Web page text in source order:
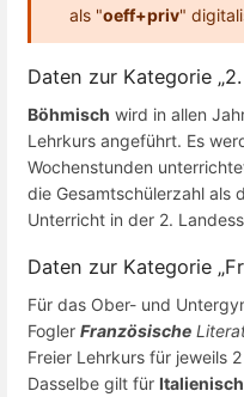
als "oeff+priv"
Daten zur Kategorie
Böhmisch wird in allen
Lehrkurs angeführt. Es
Wochenstunden
die Gesamtschülerzahl als
Unterricht in der 2.
Daten zur Kategorie
Für das Ober- und
Fogler Französische
Freier Lehrkurs für jeweils
Dasselbe gilt für Italienisch